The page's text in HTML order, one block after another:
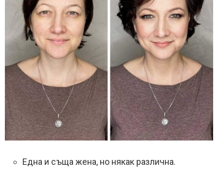
Една и съща жена, но някак различна.